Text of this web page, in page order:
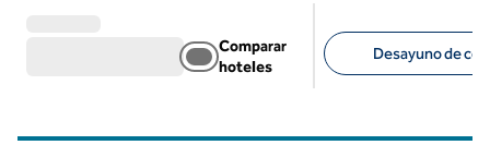
Comparar
hoteles
Desayuno de